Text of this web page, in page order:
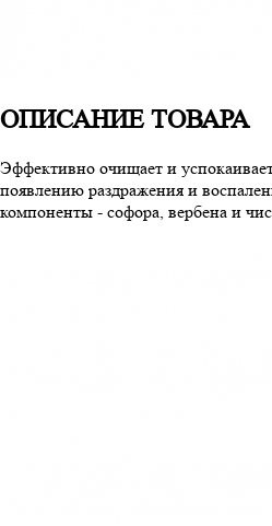
ОПИСАНИЕ ТОВАРА
Эффективно очищает и
появлению раздражения и
компоненты - софора, вербена и